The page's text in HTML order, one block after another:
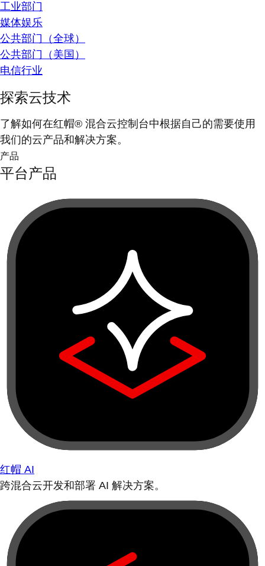
工业部门
媒体娱乐
公共部门（全球）
公共部门（美国）
电信行业
探索云技术
了解如何在红帽® 混合云控制台中根据自己的需要使用
我们的云产品和解决方案。
产品
平台产品
红帽 AI
跨混合云开发和部署 AI 解决方案。